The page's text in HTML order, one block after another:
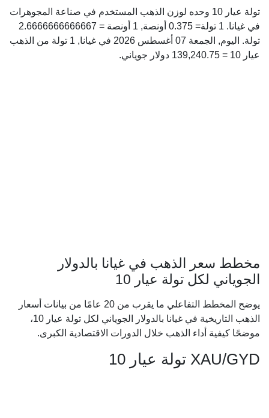
تولة عيار 10 وحده لوزن الذهب المستخدم في صناعة المجوهرات
في غيانا. 1 تولة= 0.375 أونصة, 1 أونصة = 2.6666666666667
تولة. اليوم, الجمعة 07 أغسطس 2026 في غيانا, 1 تولة من الذهب
عيار 10 = 139,240.75 دولار جوياني.
مخطط سعر الذهب في غيانا بالدولار
الجوياني لكل تولة عيار 10
يوضح المخطط التفاعلي ما يقرب من 20 عامًا من بيانات أسعار
الذهب التاريخية في غيانا بالدولار الجوياني لكل تولة عيار 10،
موضحًا كيفية أداء الذهب خلال الدورات الاقتصادية الكبرى.
XAU/GYD تولة عيار 10